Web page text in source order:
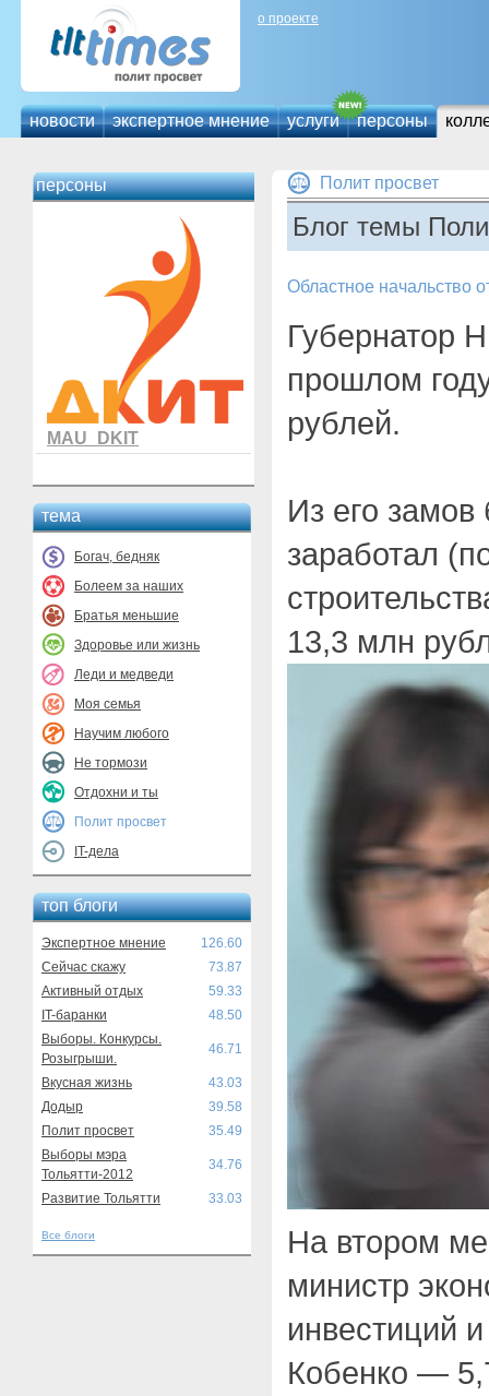
о проекте
новости экспертное мнение услуги персоны
персоны
MAU_DKIT
тема
Богач, бедняк
Болеем за наших
Братья меньшие
Здоровье или жизнь
Леди и медведи
Моя семья
Научим любого
Не тормози
Отдохни и ты
Полит просвет
IT-дела
топ блоги
Экспертное мнение
126.60
Сейчас скажу
73.87
Активный отдых
59.33
IT-баранки
48.50
Выборы. Конкурсы.
Розыгрыши.
46.71
Вкусная жизнь
43.03
Додыр
39.58
Полит просвет
35.49
Выборы мэра
Тольятти-2012
34.76
Развитие Тольятти 33.03
Все блоги
Полит просвет
Блог темы
Областное начальство
Губернатор
прошлом
рублей.
Из его
заработал
13,3 млн
На втором
министр
инвестиций
Кобенко —